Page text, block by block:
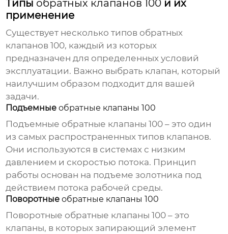
Типы обратных клапанов 100 и их
применение
Существует несколько типов обратных
клапанов 100, каждый из которых
предназначен для определенных условий
эксплуатации. Важно выбрать клапан, который
наилучшим образом подходит для вашей
задачи.
Подъемныеобратные клапаны 100
Подъемные обратные клапаны 100 – это один
из самых распространенных типов клапанов.
Они используются в системах с низким
давлением и скоростью потока. Принцип
работы основан на подъеме золотника под
действием потока рабочей среды.
Поворотныеобратные клапаны 100
Поворотные обратные клапаны 100 – это
клапаны, в которых запирающий элемент